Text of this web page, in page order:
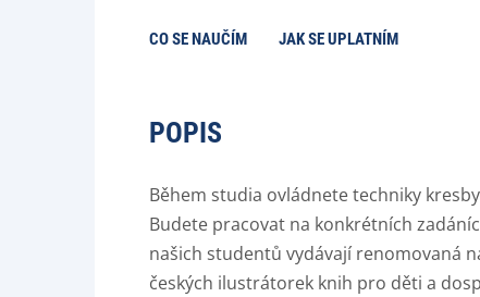
CO SE NAUČÍM JAK SE UPLATNÍM
POPIS
Během studia ovládnete techniky
Budete pracovat na konkrétních
našich studentů vydávají renomovaná
českých ilustrátorek knih pro děti a